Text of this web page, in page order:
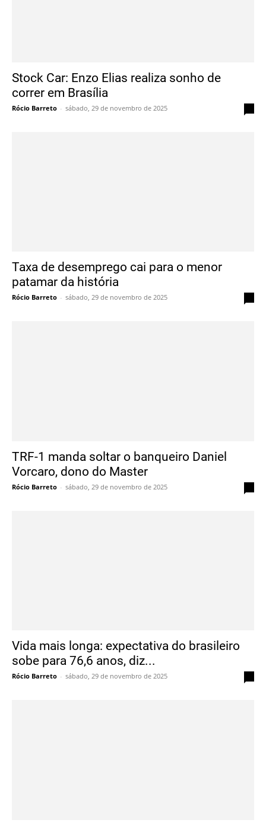
Stock Car: Enzo Elias realiza sonho de
correr em Brasília
Rócio Barreto - sábado, 29 de novembro de 2025
Taxa de desemprego cai para o menor
patamar da história
Rócio Barreto - sábado, 29 de novembro de 2025
TRF-1 manda soltar o banqueiro Daniel
Vorcaro, dono do Master
Rócio Barreto - sábado, 29 de novembro de 2025
Vida mais longa: expectativa do brasileiro
sobe para 76,6 anos, diz...
Rócio Barreto - sábado, 29 de novembro de 2025